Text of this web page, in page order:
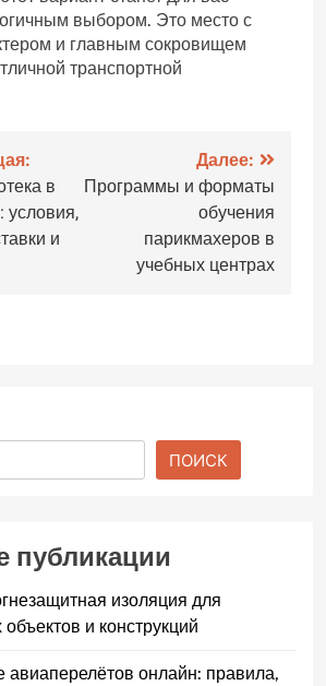
выбором. Это место с
и главным сокровищем
транспортной
в
условия,
и
Далее:
Программы и форматы
обучения
парикмахеров в
учебных центрах
ПОИСК
публикации
изоляция для
и конструкций
авиаперелётов онлайн: правила,